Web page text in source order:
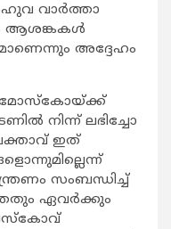
വാര്‍ത്താ
ആശങ്കകള്‍
അദ്ദേഹം
മോസ്‌കോയ്ക്ക്
നിന്ന് ലഭിച്ചോ
ഇത്
സംബന്ധിച്ച്
ഏവര്‍ക്കും